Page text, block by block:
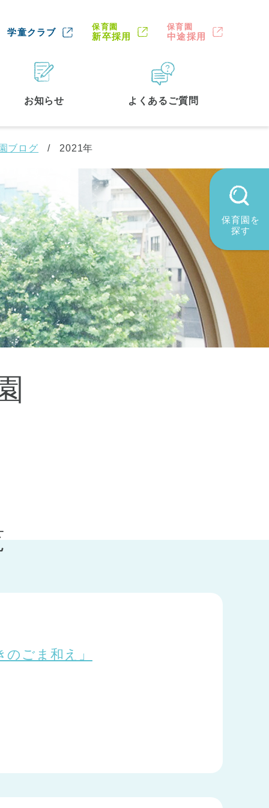
学童クラブ
保育園
新卒採用
保育園
中途採用
お知らせ よくあるご質問
保育園を
探す
墨田区(2) 品川区 (1)
杉並区(3) 板橋区(3)
三鷹市(2) 調布市(1)
千代田区(1) 豊島区(2)
ブログ 2021年
ごま和え」